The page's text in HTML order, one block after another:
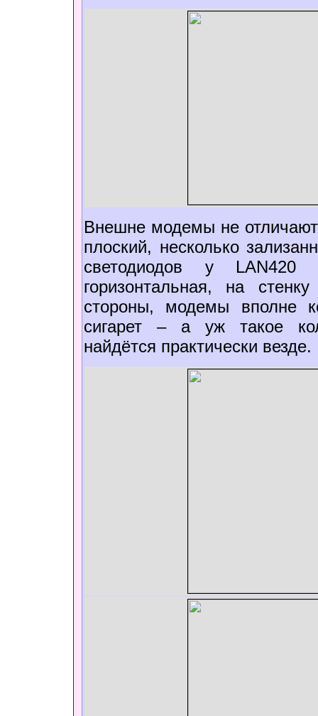
Внешне модемы не
плоский, несколько
светодиодов у LAN420
горизонтальная, на
стороны, модемы вполне
сигарет – а уж такое
найдётся практически везде.